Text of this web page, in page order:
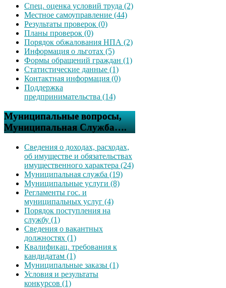
Спец. оценка условий труда (2)
Местное самоуправление (44)
Результаты проверок (0)
Планы проверок (0)
Порядок обжалования НПА (2)
Информация о льготах (5)
Формы обращений граждан (1)
Статистические данные (1)
Контактная информация (0)
Поддержка
предпринимательства (14)
Муниципальные вопросы,
Муниципальная Служба….
Сведения о доходах, расходах,
об имуществе и обязательствах
имущественного характера (24)
Муниципальная служба (19)
Муниципальные услуги (8)
Регламенты гос. и
муниципальных услуг (4)
Порядок поступления на
службу (1)
Сведения о вакантных
должностях (1)
Квалификац. требования к
кандидатам (1)
Муниципальные заказы (1)
Условия и результаты
конкурсов (1)